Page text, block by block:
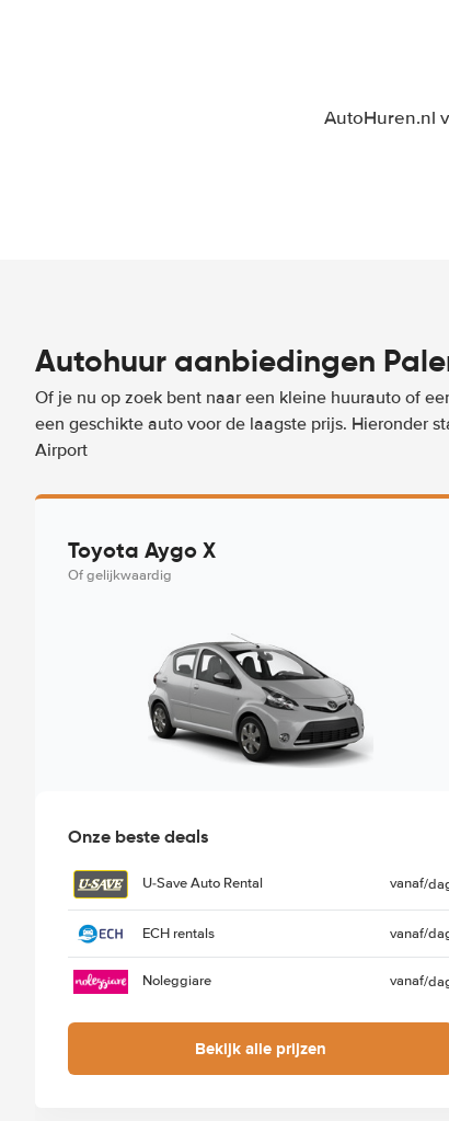
AutoHuren.nl
Autohuur aanbiedingen
Of je nu op zoek bent naar een kleine huurauto of
een geschikte auto voor de laagste prijs. Hieronder
Airport
Toyota Aygo X
Of gelijkwaardig
Onze beste deals
U-Save Auto Rental vanaf/
ECH rentals vanaf/
Noleggiare vanaf/
Bekijk alle prijzen